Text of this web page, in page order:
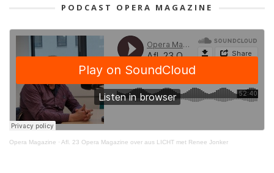
PODCAST OPERA MAGAZINE
Opera Magazine · Afl. 23 Opera Magazine over aus LICHT met Renee Jonker